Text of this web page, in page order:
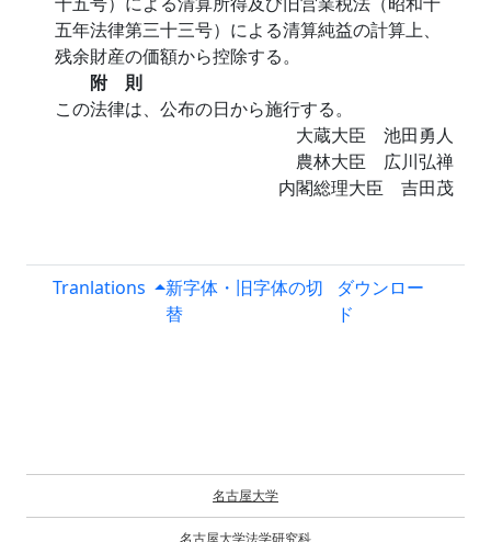
五年法律第三十三号）による清算純益の計算上、
残余財産の価額から控除する。
附 則
この法律は、公布の日から施行する。
大蔵大臣 池田勇人
農林大臣 広川弘禅
内閣総理大臣 吉田茂
Tranlations
新字体・旧字体の切
替
ダウンロー
ド
名古屋大学